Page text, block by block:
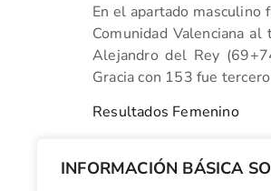
INFORMACIÓN BÁSICA
En el apartado
Comunidad Valenciana
Alejandro del Rey
Gracia con 153 fue
Resultados Femenino